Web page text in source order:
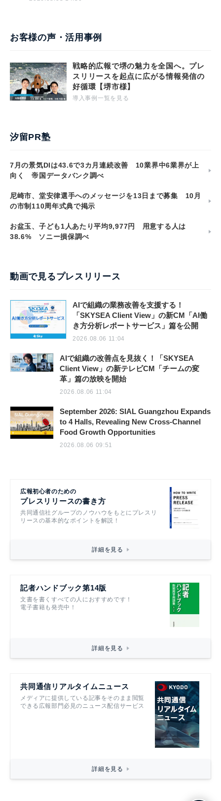
お客様の声・活用事例
戦略的広報で堺の魅力を全国へ。プレ
スリリースを起点に広がる情報発信の
好循環【堺市様】
導入事例一覧を見る
汐留PR塾
7月の景気DIは43.6で3カ月連続改善 10業界中6業界が上
向く 帝国データバンク調べ
尼崎市、堂安律選手へのメッセージを13日まで募集 10月
の市制110周年式典で掲示
お盆玉、子ども1人あたり平均9,977円 用意する人は
38.6% ソニー損保調べ
動画で見るプレスリリース
AIで組織の業務改善を支援する！
「SKYSEA Client View」の新CM「AI働
き方分析レポートサービス」篇を公開
2026.08.06 11:04
AIで組織の改善点を見抜く！「SKYSEA
Client View」の新テレビCM「チームの変
革」篇の放映を開始
2026.08.06 11:04
September 2026: SIAL Guangzhou Expands
to 4 Halls, Revealing New Cross-Channel
Food Growth Opportunities
2026.08.06 09:51
広報初心者のための
プレスリリースの書き方
共同通信社グループのノウハウをもとにプレスリ
リースの基本的なポイントを解説！
詳細を見る
記者ハンドブック第14版
文書を書くすべての人におすすめです！
電子書籍も発売中！
詳細を見る
共同通信リアルタイムニュース
メディアに提供している記事をそのまま閲覧
できる広報部門必見のニュース配信サービス
詳細を見る